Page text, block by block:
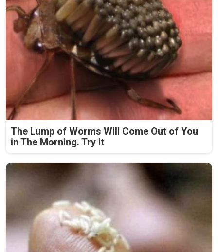
The Lump of Worms Will Come Out of You
in The Morning. Try it